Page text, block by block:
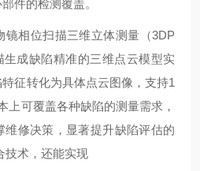
件的检测覆盖。
镜相位扫描三维立体测量（3DP
成缺陷精准的三维点云模型实
征转化为具体点云图像，支持1
上可覆盖各种缺陷的测量需求，
修决策，显著提升缺陷评估的
技术，还能实现